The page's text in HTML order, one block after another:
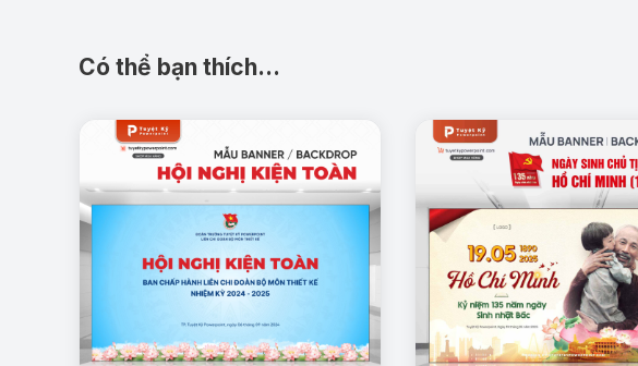
Có thể bạn thích…